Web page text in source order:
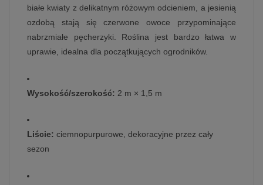
białe kwiaty z delikatnym różowym odcieniem, a jesienią
ozdobą stają się czerwone owoce przypominające
nabrzmiałe pęcherzyki. Roślina jest bardzo łatwa w
uprawie, idealna dla początkujących ogrodników.
Wysokość/szerokość: 2 m × 1,5 m
Liście: ciemnopurpurowe, dekoracyjne przez cały
sezon